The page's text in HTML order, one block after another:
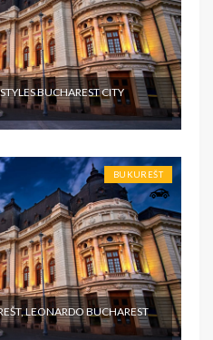
BUCHAREST CITY
BUKUREŠT
LEONARDO BUCHAREST